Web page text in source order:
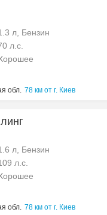
л, Бензин
л.с.
обл. 78 км от г. Киев
л, Бензин
л.с.
обл. 78 км от г. Киев